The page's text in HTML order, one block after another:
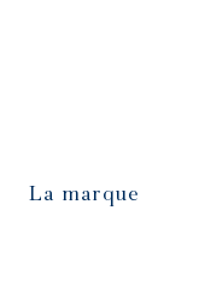
La marque